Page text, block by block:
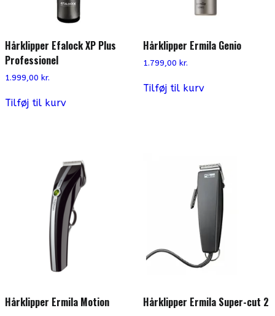
Hårklipper Efalock XP Plus
Professionel
1.999,00 kr.
Tilføj til kurv
Hårklipper Ermila Genio
1.799,00 kr.
Tilføj til kurv
Hårklipper Ermila Motion Hårklipper Ermila Super-cut 2